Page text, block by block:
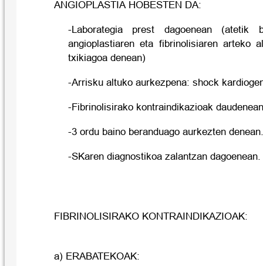
ANGIOPLASTIA HOBESTEN DA:
-Laborategia prest dagoenean
angioplastiaren eta fibrinolisiaren arteko
txikiagoa denean)
-Arrisku altuko aurkezpena: shock
-Fibrinolisirako kontraindikazioak
-3 ordu baino beranduago aurkezten denean.
-SKaren diagnostikoa zalantzan dagoenean.
FIBRINOLISIRAKO KONTRAINDIKAZIOAK:
a) ERABATEKOAK: